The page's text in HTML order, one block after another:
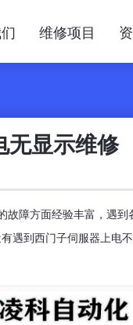
维修项目
无显示维修
故障方面经验丰富，遇
遇到西门子伺服器上电